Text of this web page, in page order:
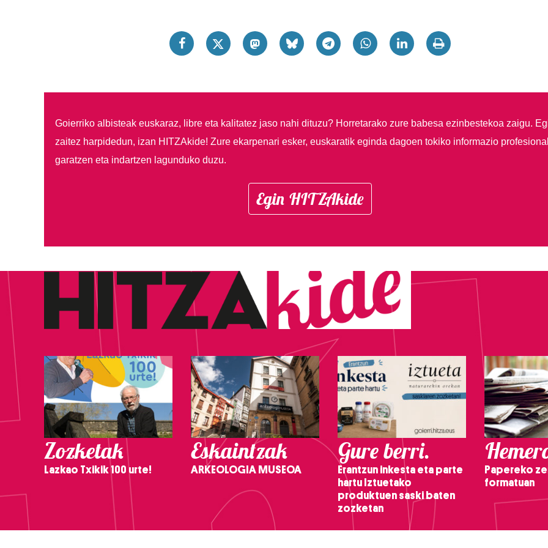
Goierriko albisteak euskaraz, libre eta kalitatez jaso nahi dituzu? Horretarako zure babesa ezinbestekoa zaigu.
zaitez harpidedun, izan HITZAkide! Zure ekarpenari esker, euskaratik eginda dagoen tokiko informazio
garatzen eta indartzen lagunduko duzu.
Egin HITZAkide
Zozketak
Lazkao Txikik 100 urte!
Eskaintzak
ARKEOLOGIA MUSEOA
Gure berri.
Erantzun inkesta eta parte
hartu Iztuetako
produktuen saski baten
zozketan
Papereko
formatuan